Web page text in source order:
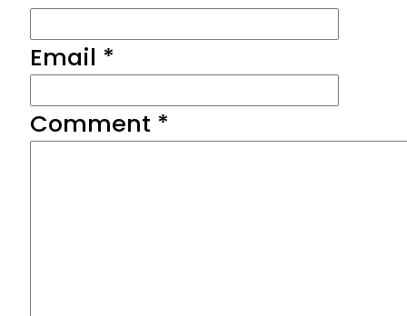
Email *
Comment *